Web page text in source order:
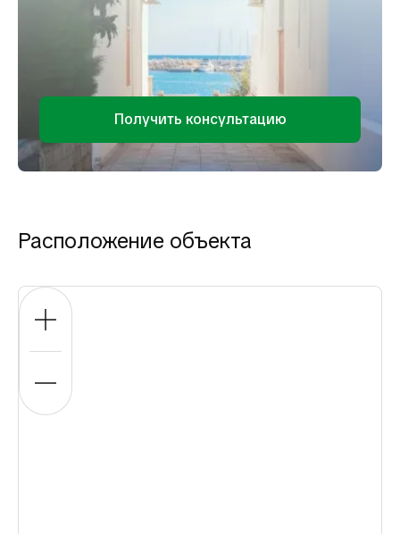
Получить консультацию
Расположение объекта